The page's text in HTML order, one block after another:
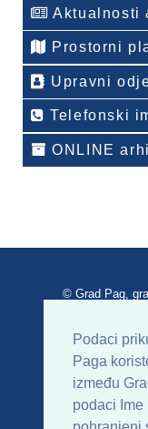
Podaci
Paga
između
podaci Ime
Aktualnosti
Prostorni
Upravni
Telefonski
ONLINE
© Grad Pag,
Uvjeti